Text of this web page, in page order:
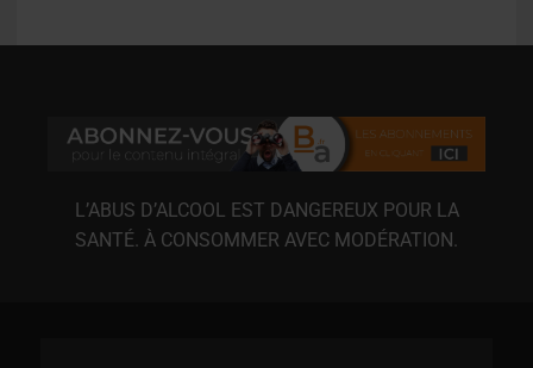
L’ABUS D’ALCOOL EST DANGEREUX POUR LA
SANTÉ. À CONSOMMER AVEC MODÉRATION.